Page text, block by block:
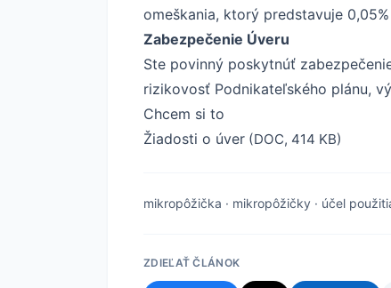
omeškania, ktorý predstavuje
Zabezpečenie Úveru
Ste povinný poskytnúť
rizikovosť Podnikateľského plánu,
Chcem si to
Žiadosti o úver (DOC, 414 KB)
mikropôžička · mikropôžičky · účel
ZDIEĽAŤ ČLÁNOK